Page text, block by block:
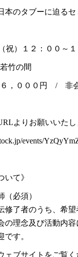
本のタブーに迫るセ
祝）１２：００～
竹の間
６，０００円 / 非
よりお願いいたし
events/
いて》
必須）
修了者のうち、希望
理念及び活動内
です。
ェブサイトをご覧く